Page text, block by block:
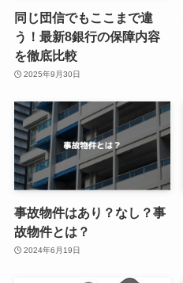
同じ団信でもここまで違
う！最新8銀行の保障内容
を徹底比較
2025年9月30日
事故物件はあり？なし？事
故物件とは？
2024年6月19日